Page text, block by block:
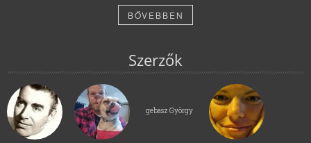
BŐVEBBEN
Szerzők
gebasz György